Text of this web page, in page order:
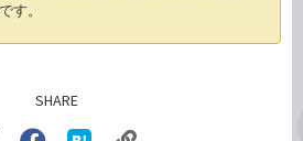
す。
SHARE